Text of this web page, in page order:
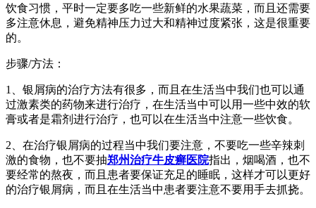
饮食习惯，平时一定要多吃一些新鲜的水果蔬菜，而且还需要
多注意休息，避免精神压力过大和精神过度紧张，这是很重要
的。
步骤/方法：
1、银屑病的治疗方法有很多，而且在生活当中我们也可以通
过激素类的药物来进行治疗，在生活当中可以用一些中效的软
膏或者是霜剂进行治疗，也可以在生活当中注意一些饮食。
2、在治疗银屑病的过程当中我们要注意，不要吃一些辛辣刺
激的食物，也不要抽郑州治疗牛皮癣医院指出，烟喝酒，也不
要经常的熬夜，而且患者要保证充足的睡眠，这样才可以更好
的治疗银屑病，而且在生活当中患者要注意不要用手去抓挠。